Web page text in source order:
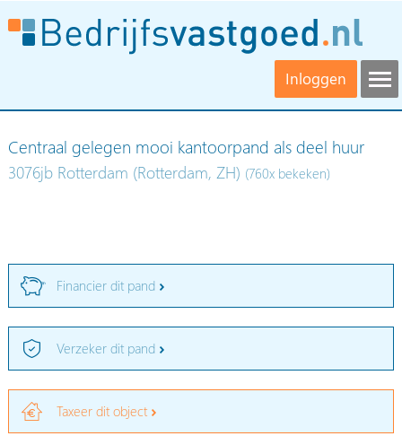
Inloggen
Centraal gelegen mooi kantoorpand als deel huur
3076jb Rotterdam (Rotterdam, ZH) (760x bekeken)
Financier dit pand
Verzeker dit pand
Taxeer dit object